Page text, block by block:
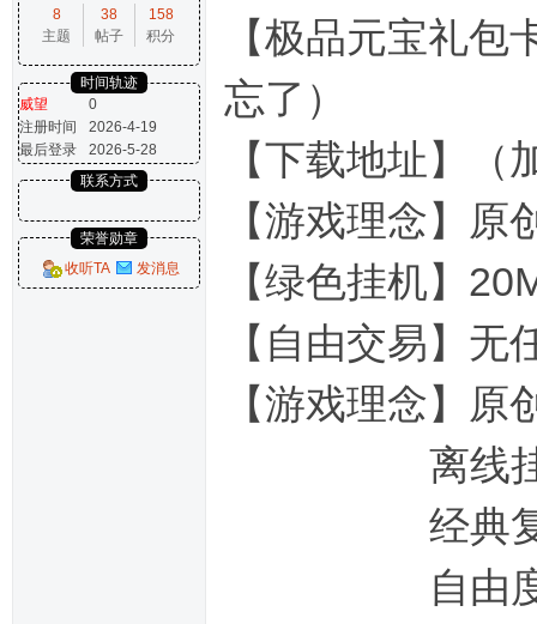
8
主题
38
帖子
158
积分
时间轨迹
威望
0
注册时间
2026-4-19
最后登录
2026-5-28
联系方式
荣誉勋章
收听TA
发消息
【极品元宝礼
忘了）
【下载地址】
【游戏理念】
【绿色挂机】
【自由交易】
【游戏理念】
离线挂机，
经典复刻，
自由度高，